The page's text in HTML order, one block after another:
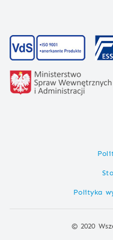
Polityka
© 2020